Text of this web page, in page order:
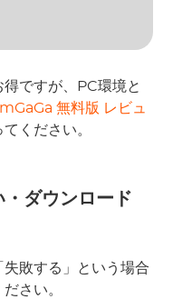
ですが、PC環境と
無料版 レビュ
ください。
ダウンロード
敗する」という場合
さい。